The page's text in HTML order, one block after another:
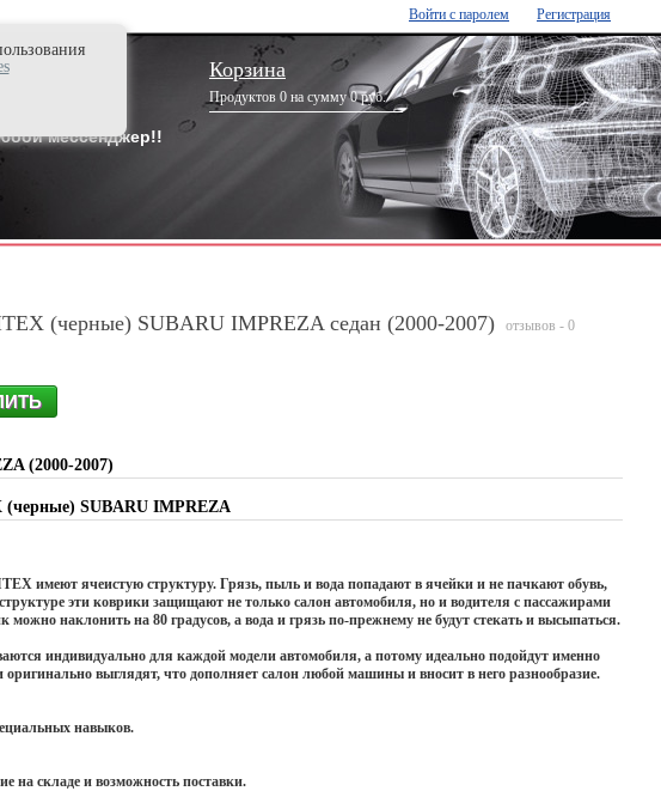
Войти с паролем Регистрация
Корзина
Продуктов 0 на сумму 0 руб.
мессенджер!!
(черные) SUBARU IMPREZA седан (2000-2007)
отзывов - 0
(2000-2007)
SUBARU IMPREZA
имеют ячеистую структуру. Грязь, пыль и вода попадают в ячейки и не пачкают обувь,
эти коврики защищают не только салон автомобиля, но и водителя с пассажирами
можно наклонить на 80 градусов, а вода и грязь по-прежнему не будут стекать и высыпаться.
индивидуально для каждой модели автомобиля, а потому идеально подойдут именно
выглядят, что дополняет салон любой машины и вносит в него разнообразие.
навыков.
на складе и возможность поставки.